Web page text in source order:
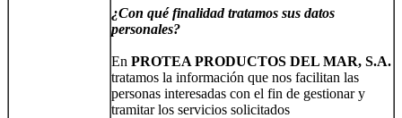
¿Con qué finalidad tratamos sus datos
personales?
En PROTEA PRODUCTOS DEL MAR, S.A.
tratamos la información que nos facilitan las
personas interesadas con el fin de gestionar y
tramitar los servicios solicitados